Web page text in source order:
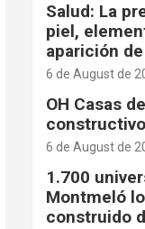
Salud: La
piel,
aparición
6 de August de
OH Casas
6 de August de
1.700
Montmeló
construido